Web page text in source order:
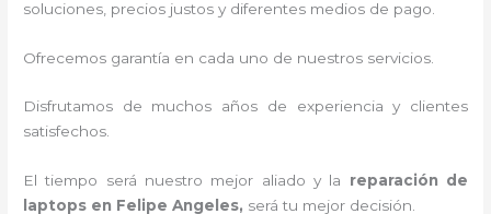
soluciones, precios justos y diferentes medios de pago.
Ofrecemos garantía en cada uno de nuestros servicios.
Disfrutamos de muchos años de experiencia y clientes
satisfechos.
El tiempo será nuestro mejor aliado y la reparación de
laptops en Felipe Angeles, será tu mejor decisión.